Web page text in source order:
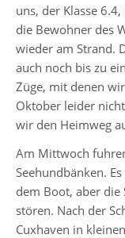
Stufenleitung
Jg.
9-
10
Sekretariat
Lehrerkollegium
uns, der Klasse
die Bewohner des
wieder am Strand.
auch noch bis zu
Züge, mit denen
Oktober leider
wir den Heimweg
Am Mittwoch
Seehundbänken.
dem Boot, aber die
stören. Nach der
Cuxhaven in